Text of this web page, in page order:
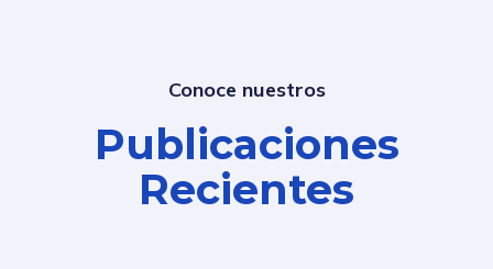
Conoce nuestros
Publicaciones
Recientes